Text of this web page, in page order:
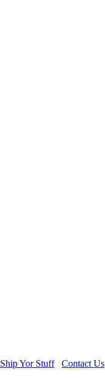
Ship Yor Stuff Contact Us